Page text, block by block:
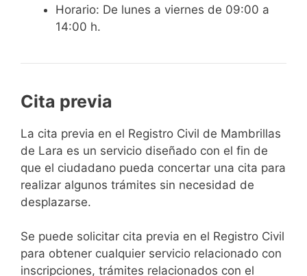
Horario: De lunes a viernes de 09:00 a
14:00 h.
Cita previa
​​​​​​​​​​​​​​​​​​​​​​​​​​​​La cita previa en el Registro Civil de Mambrillas
de Lara es un servicio diseñado con el fin de
que el ciudadano pueda concertar una cita para
realizar algunos trámites sin necesidad de
desplazarse.​
Se puede solicitar cita previa en el Registro Civil
para obtener cualquier servicio relacionado con
inscripciones, trámites relacionados con el